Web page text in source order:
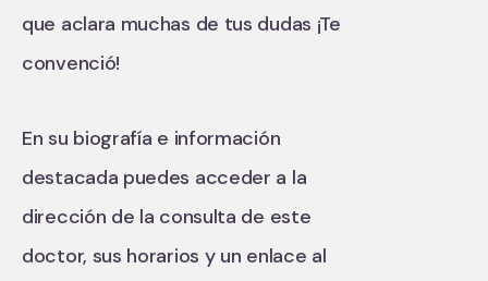
que aclara muchas de tus dudas ¡Te
convenció!
En su biografía e información
destacada puedes acceder a la
dirección de la consulta de este
doctor, sus horarios y un enlace al